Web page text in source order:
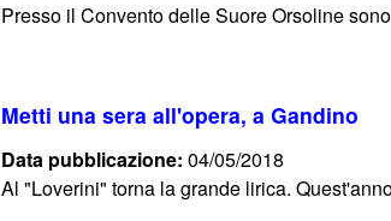
Presso il Convento delle Suore Orsoline
Metti una sera all'opera, a Gandino
Data pubblicazione:04/05/2018
Al "Loverini" torna la grande lirica.